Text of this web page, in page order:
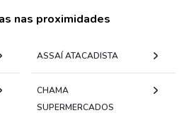
nas proximidades
ASSAÍ ATACADISTA
CHAMA
SUPERMERCADOS